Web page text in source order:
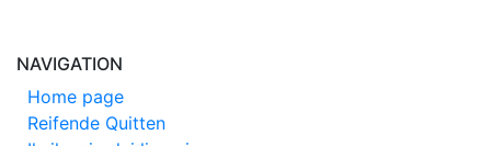
NAVIGATION
Home page
Reifende Quitten